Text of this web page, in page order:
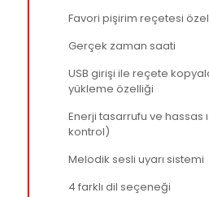
Favori pişirim reçetesi
Gerçek zaman saati
USB girişi ile reçete
yükleme özelliği
Enerji tasarrufu ve hassas
kontrol)
Melodik sesli uyarı sistemi
4 farklı dil seçeneği